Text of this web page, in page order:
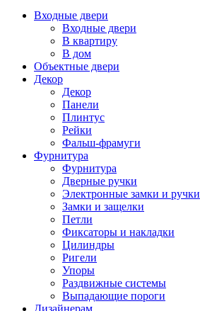
Входные двери
Входные двери
В квартиру
В дом
Объектные двери
Декор
Декор
Панели
Плинтус
Рейки
Фальш-фрамуги
Фурнитура
Фурнитура
Дверные ручки
Электронные замки и ручки
Замки и защелки
Петли
Фиксаторы и накладки
Цилиндры
Ригели
Упоры
Раздвижные системы
Выпадающие пороги
Дизайнерам